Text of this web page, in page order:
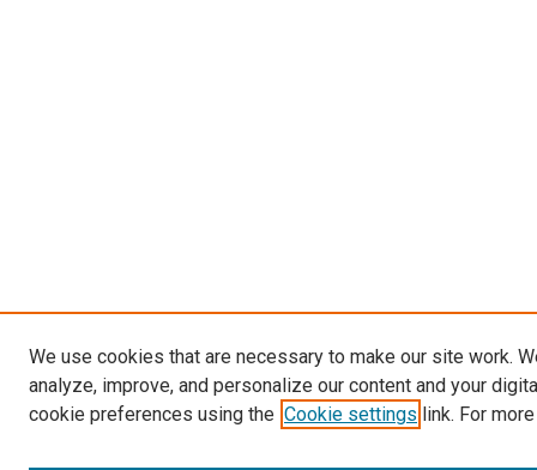
We use cookies that are necessary to make our site work.
analyze, improve, and personalize our content and your
cookie preferences using the Cookie settings link. For